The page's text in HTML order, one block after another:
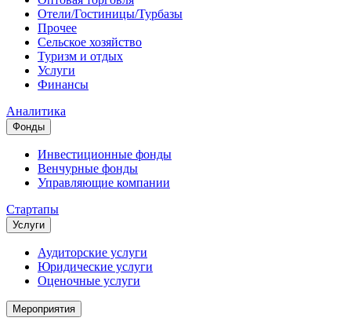
Отели/Гостиницы/Турбазы
Прочее
Сельское хозяйство
Туризм и отдых
Услуги
Финансы
Аналитика
Фонды
Инвестиционные фонды
Венчурные фонды
Управляющие компании
Стартапы
Услуги
Аудиторские услуги
Юридические услуги
Оценочные услуги
Мероприятия